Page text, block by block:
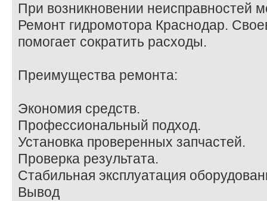
При возникновении неисправностей
Ремонт гидромотора Краснодар.
помогает сократить расходы.
Преимущества ремонта:
Экономия средств.
Профессиональный подход.
Установка проверенных запчастей.
Проверка результата.
Стабильная эксплуатация
Вывод